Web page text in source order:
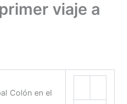
viaje a
Colón en el